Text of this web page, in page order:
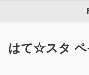
はて☆スタ ペ